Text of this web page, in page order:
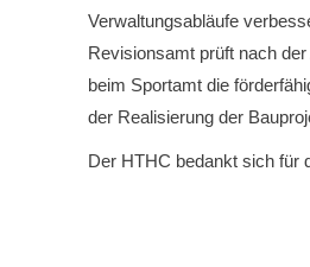
Verwaltungsabläufe
Revisionsamt prüft nach
beim Sportamt die
der Realisierung der
Der HTHC bedankt sich für